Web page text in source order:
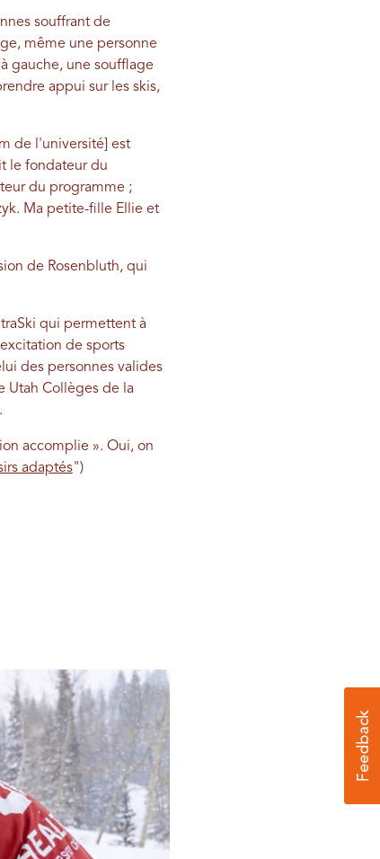
souffrant de
même une personne
gauche, une soufflage
appui sur les skis,
de l'université] est
le fondateur du
du programme ;
Ma petite-fille Ellie et
de Rosenbluth, qui
qui permettent à
de sports
des personnes valides
Utah Collèges de la
accomplie ». Oui, on
adaptés")